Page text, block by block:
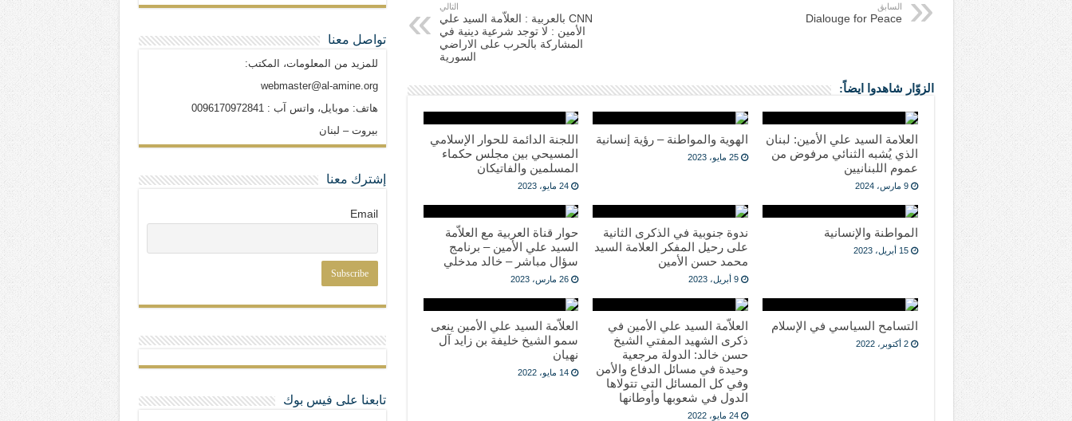
السابق
Dialouge for Peace
التالي
CNN بالعربية : العلاّمة السيد علي
الأمين : لا توجد شرعية دينية في
المشاركة بالحرب على الاراضي
السورية
الزوّار شاهدوا ايضاً:
العلامة السيد علي الأمين: لبنان
الذي يُشبه الثنائي مرفوض من
عموم اللبنانيين
9 مارس، 2024
الهوية والمواطنة – رؤية إنسانية
25 مايو، 2023
اللجنة الدائمة للحوار الإسلامي
المسيحي بين مجلس حكماء
المسلمين والفاتيكان
24 مايو، 2023
المواطنة والإنسانية
15 أبريل، 2023
ندوة جنوبية في الذكرى الثانية
على رحيل المفكر العلامة السيد
محمد حسن الأمين
9 أبريل، 2023
حوار قناة العربية مع العلاّمة
السيد علي الأمين – برنامج
سؤال مباشر – خالد مدخلي
26 مارس، 2023
التسامح السياسي في الإسلام
2 أكتوبر، 2022
العلاّمة السيد علي الأمين في
ذكرى الشهيد المفتي الشيخ
حسن خالد: الدولة مرجعية
وحيدة في مسائل الدفاع والأمن
وفي كل المسائل التي تتولاها
الدول في شعوبها وأوطانها
24 مايو، 2022
العلاّمة السيد علي الأمين ينعى
سمو الشيخ خليفة بن زايد آل
نهيان
14 مايو، 2022
تواصل معنا
للمزيد من المعلومات، المكتب:
webmaster@al-amine.org
هاتف: موبايل، واتس آب : 0096170972841
بيروت – لبنان
إشترك معنا
Email
تابعنا على فيس بوك